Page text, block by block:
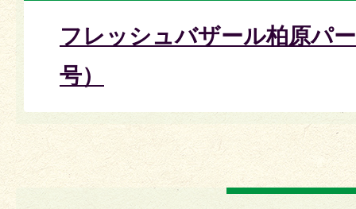
フレッシュバザール柏原パ
号）